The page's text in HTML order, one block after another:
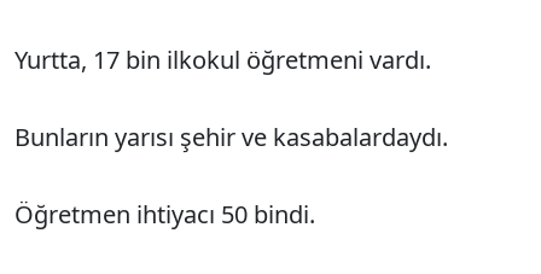
Yurtta, 17 bin ilkokul öğretmeni vardı.
Bunların yarısı şehir ve kasabalardaydı.
Öğretmen ihtiyacı 50 bindi.